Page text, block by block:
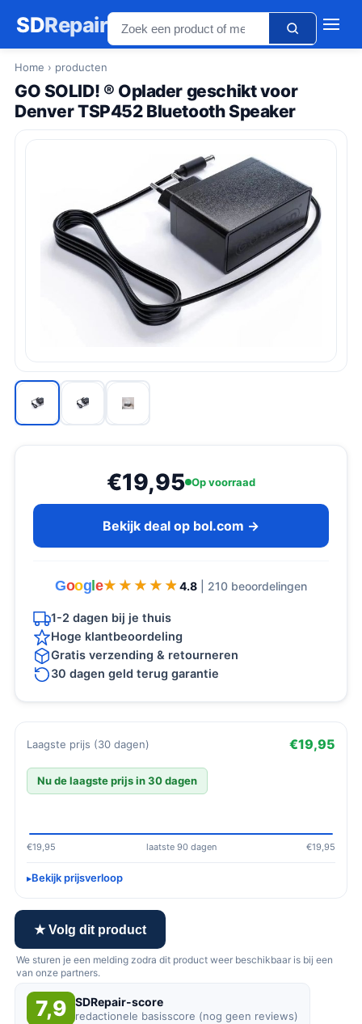
SDRepair
Home › producten
GO SOLID! ® Oplader geschikt voor
Denver TSP452 Bluetooth Speaker
€19,95 Op voorraad
Bekijk deal op bol.com →
Goog e★★★★★
★★★★★ 4.8 | 210 beoordelingen
1-2 dagen bij je thuis
Hoge klantbeoordeling
Gratis verzending & retourneren
30 dagen geld terug garantie
Laagste prijs (30 dagen) €19,95
Nu de laagste prijs in 30 dagen
€19,95 laatste 90 dagen €19,95
Bekijk prijsverloop
★ Volg dit product
We sturen je een melding zodra dit product weer beschikbaar is bij een
van onze partners.
7,9 SDRepair-score
redactionele basisscore (nog geen reviews)